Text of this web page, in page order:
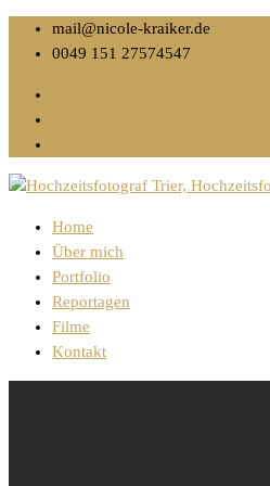
mail@nicole-kraiker.de
0049 151 27574547
Home
Über mich
Portfolio
Reportagen
Filme
Kontakt